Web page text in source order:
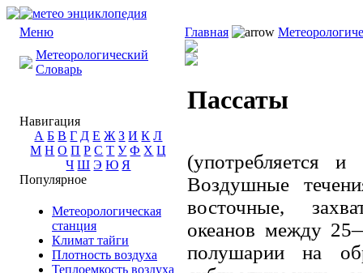
Меню
Метеорологический
Словарь
Навигация
А Б В Г Д Е Ж З И К Л
М Н О П Р С Т У Ф Х Ц
Ч Ш Э Ю Я
Популярное
Метеорологическая
станция
Климат тайги
Плотность воздуха
Теплоемкость воздуха
Главная
Пассаты
(употребляется
Воздушные
восточные,
океанов между
полушарии на